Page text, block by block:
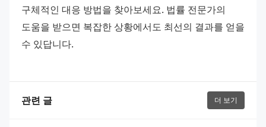
구체적인 대응 방법을 찾아보세요. 법률 전문가의
도움을 받으면 복잡한 상황에서도 최선의 결과를 얻을
수 있답니다.
관련 글 더 보기